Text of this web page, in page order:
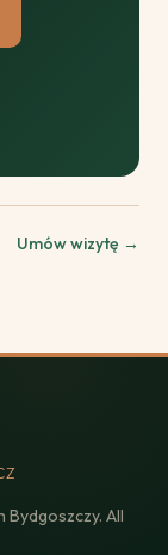
Umów wizytę →
All